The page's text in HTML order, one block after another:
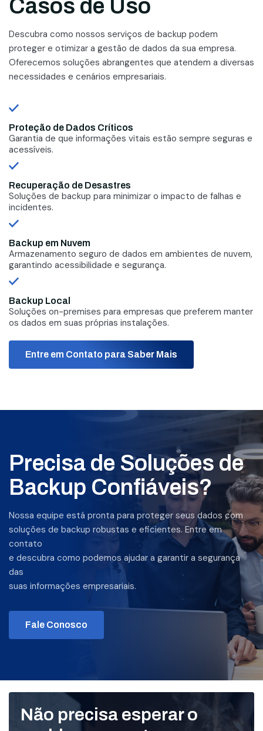
Casos de Uso
Descubra como nossos serviços de backup podem
proteger e otimizar a gestão de dados da sua empresa.
Oferecemos soluções abrangentes que atendem a diversas
necessidades e cenários empresariais.
Proteção de Dados Críticos
Garantia de que informações vitais estão sempre seguras e
acessíveis.
Recuperação de Desastres
Soluções de backup para minimizar o impacto de falhas e
incidentes.
Backup em Nuvem
Armazenamento seguro de dados em ambientes de nuvem,
garantindo acessibilidade e segurança.
Backup Local
Soluções on-premises para empresas que preferem manter
os dados em suas próprias instalações.
Entre em Contato para Saber Mais
Precisa de Soluções de
Backup Confiáveis?
Nossa equipe está pronta para proteger seus dados com
soluções de backup robustas e eficientes. Entre em
contato
e descubra como podemos ajudar a garantir a segurança
das
suas informações empresariais.
Fale Conosco
Não precisa esperar o